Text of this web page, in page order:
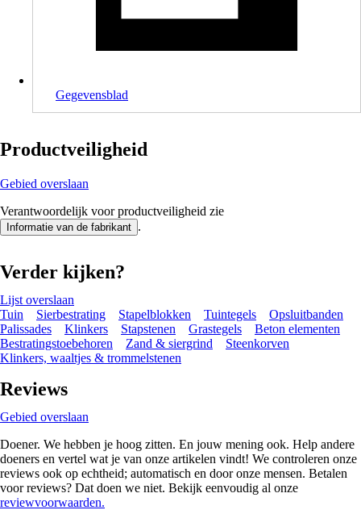
Gegevensblad
Productveiligheid
Gebied overslaan
Verantwoordelijk voor productveiligheid zie
Informatie van de fabrikant .
Verder kijken?
Lijst overslaan
Tuin
Sierbestrating Stapelblokken Tuintegels
Opsluitbanden
Palissades
Klinkers Stapstenen Grastegels
Beton elementen
Bestratingstoebehoren
Zand & siergrind
Steenkorven
Klinkers, waaltjes & trommelstenen
Reviews
Gebied overslaan
Doener. We hebben je hoog zitten. En jouw mening ook. Help andere
doeners en vertel wat je van onze artikelen vindt! We controleren onze
reviews ook op echtheid; automatisch en door onze mensen. Betalen
voor reviews? Dat doen we niet. Bekijk eenvoudig al onze
reviewvoorwaarden.